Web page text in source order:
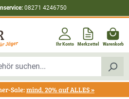
08271 4246750
Ihr Konto Merkzettel Warenkorb
Sale:mind. 20% auf ALLES »